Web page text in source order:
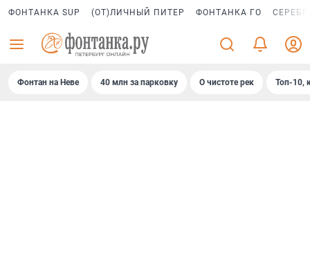
ФОНТАНКА SUP (ОТ)ЛИЧНЫЙ ПИТЕР ФОНТАНКА ГО
Фонтан на Неве 40 млн за парковку О чистоте рек Топ-10,